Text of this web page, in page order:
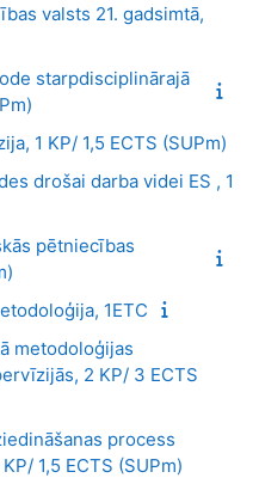
valsts 21. gadsimtā,
starpdisciplinārajā
1 KP/ 1,5 ECTS (SUPm)
drošai darba videi ES , 1
pētniecības
1ETC
metodoloģijas
2 KP/ 3 ECTS
process
1,5 ECTS (SUPm)